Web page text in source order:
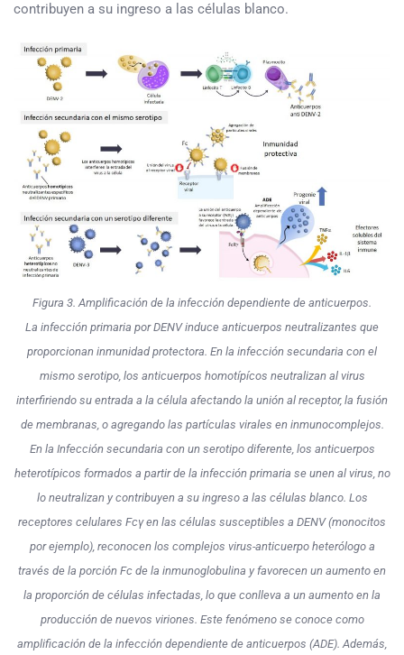
contribuyen a su ingreso a las células blanco.
Figura 3. Amplificación de la infección dependiente de anticuerpos.
La infección primaria por DENV induce anticuerpos neutralizantes que
proporcionan inmunidad protectora. En la infección secundaria con el
mismo serotipo, los anticuerpos homotípícos neutralizan al virus
interfiriendo su entrada a la célula afectando la unión al receptor, la fusión
de membranas, o agregando las partículas virales en inmunocomplejos.
En la Infección secundaria con un serotipo diferente, los anticuerpos
heterotípicos formados a partir de la infección primaria se unen al virus, no
lo neutralizan y contribuyen a su ingreso a las células blanco. Los
receptores celulares Fcγ en las células susceptibles a DENV (monocitos
por ejemplo), reconocen los complejos virus-anticuerpo heterólogo a
través de la porción Fc de la inmunoglobulina y favorecen un aumento en
la proporción de células infectadas, lo que conlleva a un aumento en la
producción de nuevos viriones. Este fenómeno se conoce como
amplificación de la infección dependiente de anticuerpos (ADE).Además,